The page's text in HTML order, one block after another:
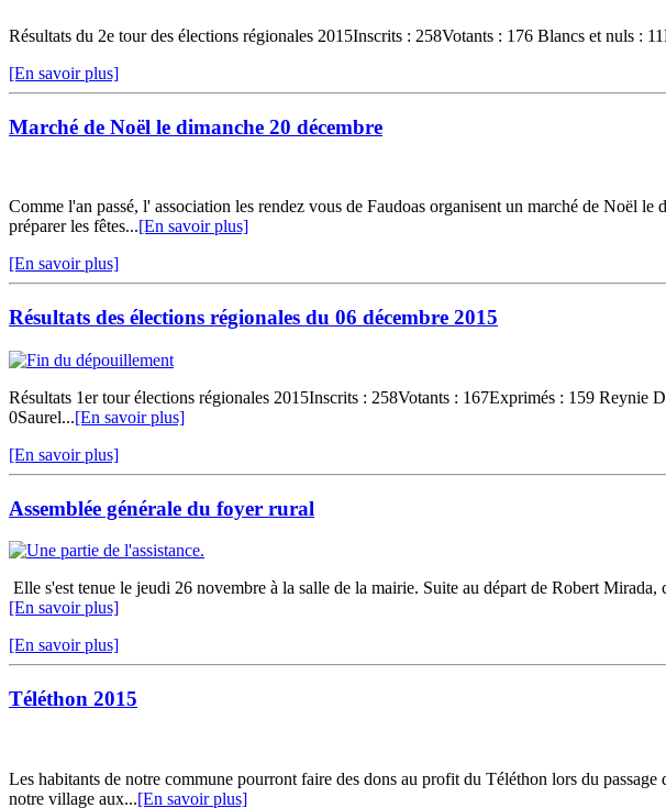
Résultats du 2e tour des élections régionales 2015Inscrits : 258Votants : 176 Blancs et nuls
[En savoir plus]
Marché de Noël le dimanche 20 décembre
Comme l'an passé, l' association les rendez vous de Faudoas organisent un marché de Noël
préparer les fêtes...[En savoir plus]
[En savoir plus]
Résultats des élections régionales du 06 décembre 2015
Résultats 1er tour élections régionales 2015Inscrits : 258Votants : 167Exprimés : 159
0Saurel...[En savoir plus]
[En savoir plus]
Assemblée générale du foyer rural
Elle s'est tenue le jeudi 26 novembre à la salle de la mairie. Suite au départ de Robert
[En savoir plus]
[En savoir plus]
Téléthon 2015
Les habitants de notre commune pourront faire des dons au profit du Téléthon lors du
notre village aux...[En savoir plus]